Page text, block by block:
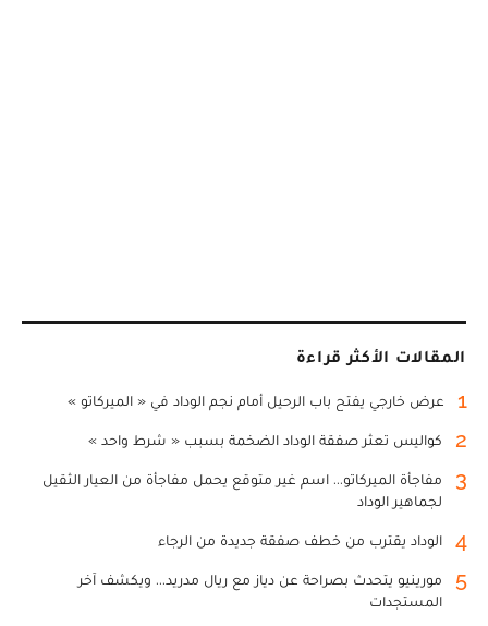
المقالات الأكثر قراءة
1 عرض خارجي يفتح باب الرحيل أمام نجم الوداد في « الميركاتو »
2 كواليس تعثر صفقة الوداد الضخمة بسبب « شرط واحد »
3
مفاجأة الميركاتو... اسم غير متوقع يحمل مفاجأة من العيار الثقيل
لجماهير الوداد
4 الوداد يقترب من خطف صفقة جديدة من الرجاء
5
مورينيو يتحدث بصراحة عن دياز مع ريال مدريد... ويكشف آخر
المستجدات